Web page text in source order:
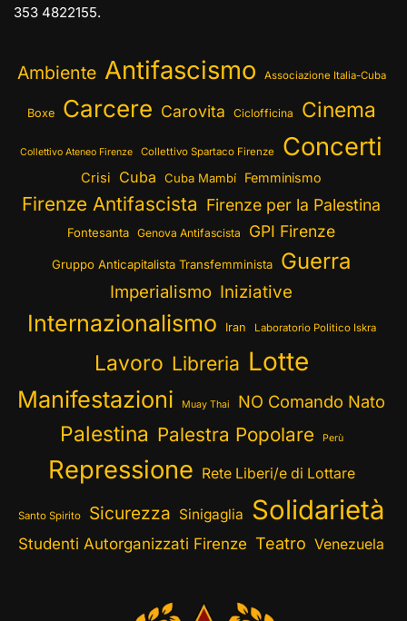
353 4822155.
Ambiente Antifascismo Associazione Italia-Cuba
Boxe Carcere Carovita Ciclofficina Cinema
Collettivo Ateneo Firenze Collettivo Spartaco Firenze Concerti
Crisi Cuba Cuba Mambí Femminismo
Firenze Antifascista Firenze per la Palestina
Fontesanta Genova Antifascista GPI Firenze
Gruppo Anticapitalista Transfemminista Guerra
Imperialismo Iniziative
Internazionalismo Iran Laboratorio Politico Iskra
Lavoro Libreria Lotte
Manifestazioni Muay Thai NO Comando Nato
Palestina Palestra Popolare Perù
Repressione Rete Liberi/e di Lottare
Santo Spirito Sicurezza Sinigaglia Solidarietà
Studenti Autorganizzati Firenze Teatro Venezuela